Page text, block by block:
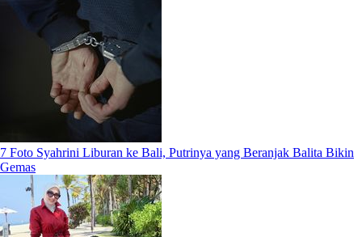
7 Foto Syahrini Liburan ke Bali, Putrinya yang Beranjak Balita Bikin
Gemas